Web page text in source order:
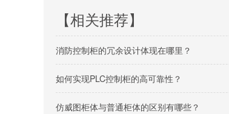
【相关推荐】
消防控制柜的冗余设计体现在哪里？
如何实现PLC控制柜的高可靠性？
仿威图柜体与普通柜体的区别有哪些？